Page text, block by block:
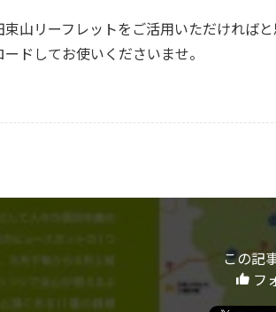
山リーフレットをご活用いただければと
ドしてお使いくださいませ。
この記
フ